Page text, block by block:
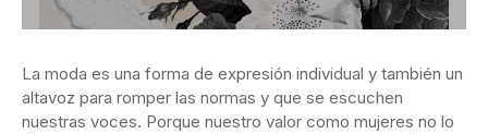
La moda es una forma de expresión individual y también un
altavoz para romper las normas y que se escuchen
nuestras voces. Porque nuestro valor como mujeres no lo